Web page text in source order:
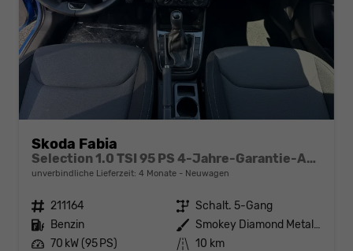
Skoda Fabia
Selection 1.0 TSI 95 PS 4-Jahre-Garantie-AppleCarPlay-AndroidAuto-LED-PDC-Sitzheizung-DAB-Klima
unverbindliche Lieferzeit: 4 Monate Neuwagen
Fahrzeugnr. 211164 Getriebe Schalt. 5-Gang
Kraftstoff Benzin Außenfarbe
Smokey Diamond Metallic
Leistung 70 kW (95 PS) Kilometerstand 10 km